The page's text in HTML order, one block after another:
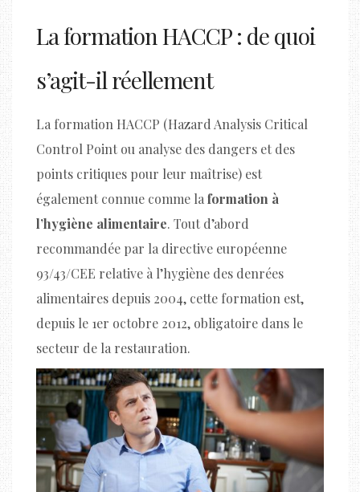
La formation HACCP : de quoi
s’agit-il réellement
La formation HACCP (Hazard Analysis Critical
Control Point ou analyse des dangers et des
points critiques pour leur maîtrise) est
également connue comme la formation à
l’hygiène alimentaire. Tout d’abord
recommandée par la directive européenne
93/43/CEE relative à l’hygiène des denrées
alimentaires depuis 2004, cette formation est,
depuis le 1er octobre 2012, obligatoire dans le
secteur de la restauration.